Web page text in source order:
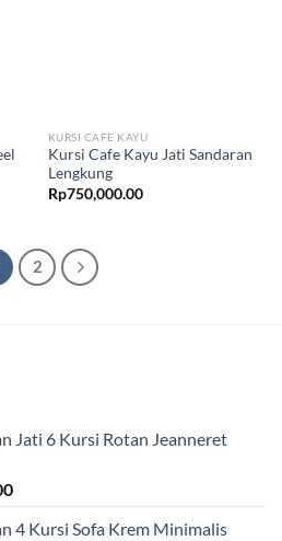
KURSI CAFE KAYU
Kursi Cafe Kayu Jati Sandaran
Lengkung
Rp750,000.00
2
Jati 6 Kursi Rotan Jeanneret
4 Kursi Sofa Krem Minimalis